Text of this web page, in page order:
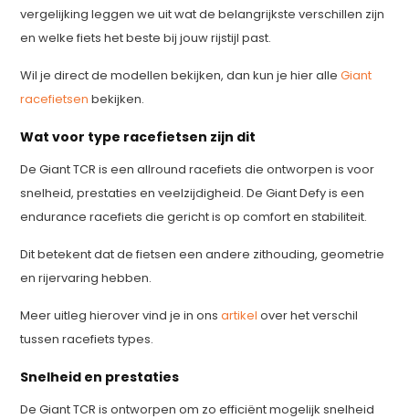
vergelijking leggen we uit wat de belangrijkste verschillen zijn
en welke fiets het beste bij jouw rijstijl past.
Wil je direct de modellen bekijken, dan kun je hier alleGiant
racefietsen bekijken.
Wat voor type racefietsen zijn dit
De Giant TCR is een allround racefiets die ontworpen is voor
snelheid, prestaties en veelzijdigheid. De Giant Defy is een
endurance racefiets die gericht is op comfort en stabiliteit.
Dit betekent dat de fietsen een andere zithouding, geometrie
en rijervaring hebben.
Meer uitleg hierover vind je in onsartikel over het verschil
tussen racefiets types.
Snelheid en prestaties
De Giant TCR is ontworpen om zo efficiënt mogelijk snelheid